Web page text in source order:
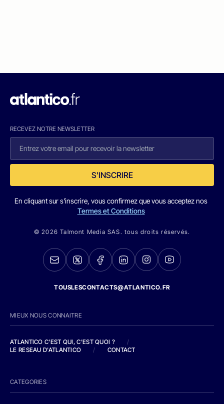
RECEVEZ NOTRE NEWSLETTER
S'INSCRIRE
En cliquant sur s'inscrire, vous confirmez que vous acceptez nos
Termes et Conditions
© 2026 Talmont Media SAS. tous droits réservés.
TOUSLESCONTACTS@ATLANTICO.FR
MIEUX NOUS CONNAITRE
ATLANTICO C'EST QUI, C'EST QUOI ?
/
LE RESEAU D'ATLANTICO
/ CONTACT
CATEGORIES